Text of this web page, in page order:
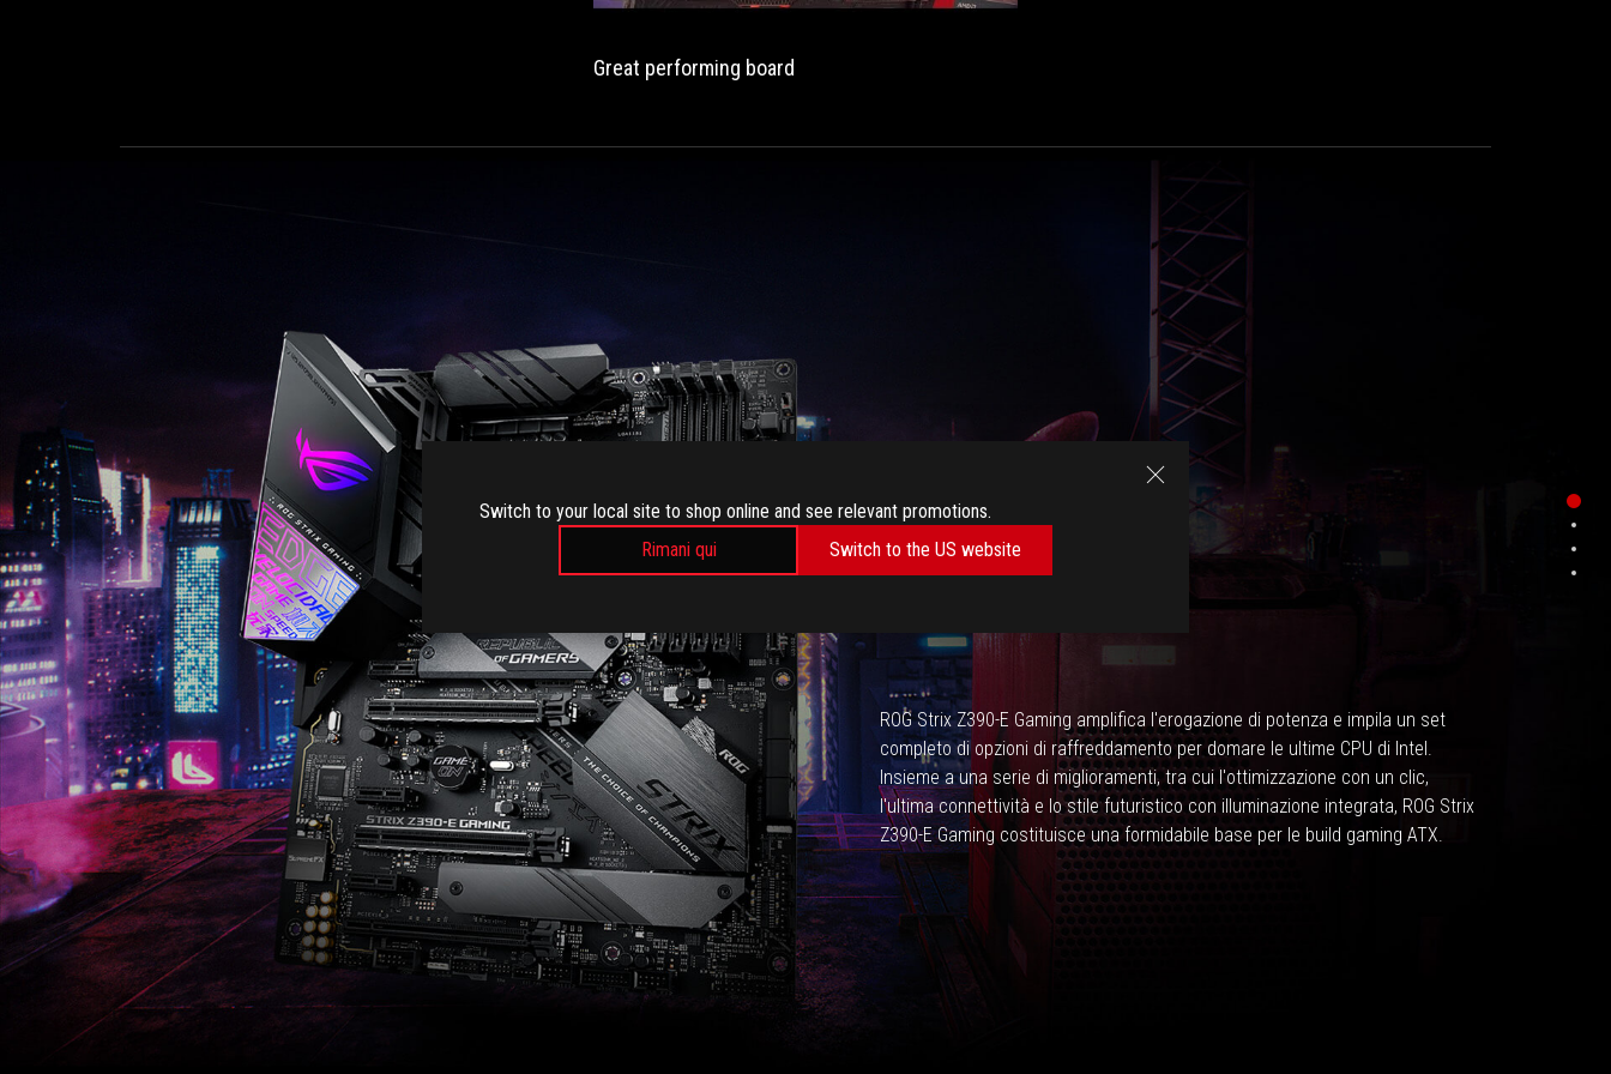
Switch to your local site to shop online and see relevant promotions.
Rimani qui
Switch to the US website
Great performing board
ROG Strix Z390-E Gaming amplifica l'erogazione di potenza e impila un set
completo di opzioni di raffreddamento per domare le ultime CPU di Intel.
Insieme a una serie di miglioramenti, tra cui l'ottimizzazione con un clic,
l'ultima connettività e lo stile futuristico con illuminazione integrata, ROG Strix
Z390-E Gaming costituisce una formidabile base per le build gaming ATX.